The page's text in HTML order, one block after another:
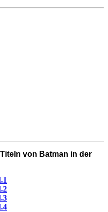
von Batman in der